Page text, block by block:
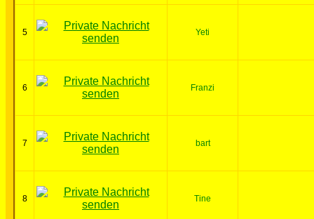
5 Yeti
6 Franzi
7 bart
8 Tine